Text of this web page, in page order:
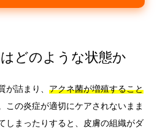
どのような状態か
が詰まり、 アクネ菌が増殖すること
この炎症が適切にケアされないまま
しまったりすると、皮膚の組織がダ